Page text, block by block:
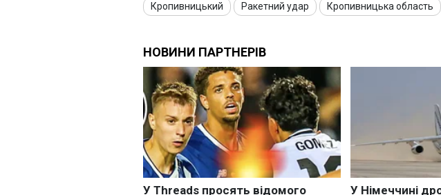
Кропивницький Ракетний удар Кропивницька область